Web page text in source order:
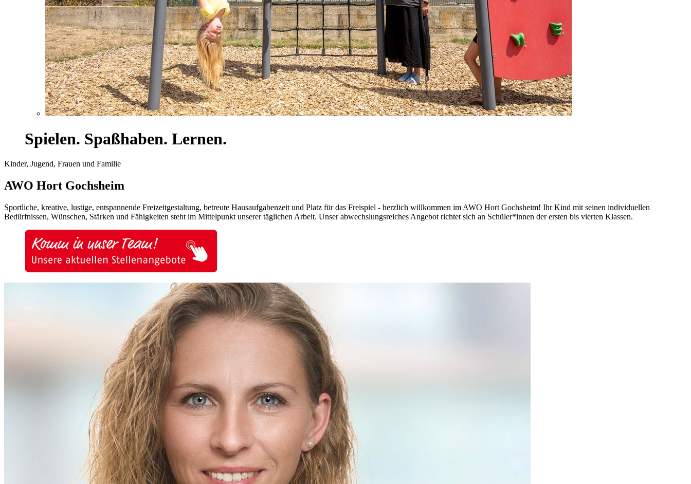
Spielen. Spaßhaben. Lernen.
Kinder, Jugend, Frauen und Familie
AWO Hort Gochsheim
Sportliche, kreative, lustige, entspannende Freizeitgestaltung, betreute Hausaufgabenzeit und Platz für das Freispiel - herzlich willkommen im AWO Hort Gochsheim! Ihr Kind mit seinen individuellen
Bedürfnissen, Wünschen, Stärken und Fähigkeiten steht im Mittelpunkt unserer täglichen Arbeit. Unser abwechslungsreiches Angebot richtet sich an Schüler*innen der ersten bis vierten Klassen.